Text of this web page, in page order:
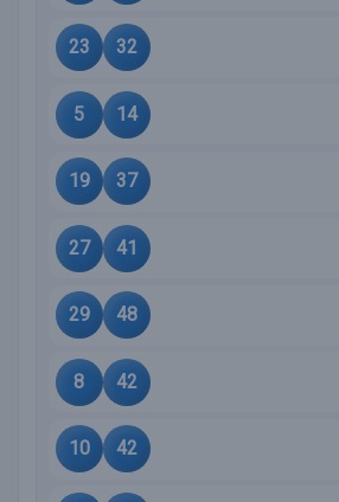
23 32
5 14
19 37
27 41
29 48
8 42
10 42